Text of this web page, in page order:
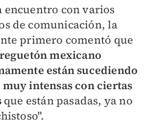
encuentro con varios
de comunicación, la
primero comentó que
mexicano
están sucediendo
muy intensas con ciertas
que están pasadas, ya no